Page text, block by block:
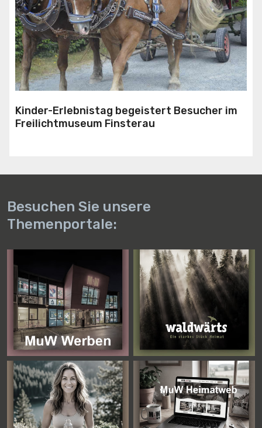
Kinder-Erlebnistag begeistert Besucher im
Freilichtmuseum Finsterau
Besuchen Sie unsere
Themenportale: